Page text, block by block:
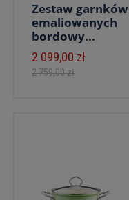
Zestaw garnków
emaliowanych
bordowy...
2 099,00 zł
2 759,00 zł